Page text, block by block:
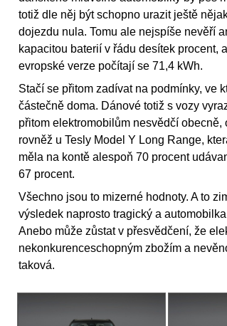
totiž dle něj být schopno urazit ještě
dojezdu nula. Tomu ale nejspíše nevěří
kapacitou baterií v řádu desítek procent,
evropské verze počítají se 71,4 kWh.
Stačí se přitom zadívat na podmínky, ve
částečně doma. Dánové totiž s vozy
přitom elektromobilům nesvědčí
rovněž u Tesly Model Y Long Range,
měla na kontě alespoň 70 procent
67 procent.
Všechno jsou to mizerné hodnoty. A to
výsledek naprosto tragický a
Anebo může zůstat v přesvědčení, že
nekonkurenceschopným zbožím a
taková.